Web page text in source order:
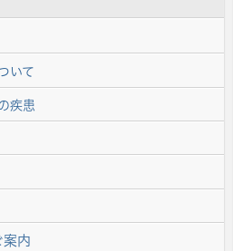
いて
疾患
内